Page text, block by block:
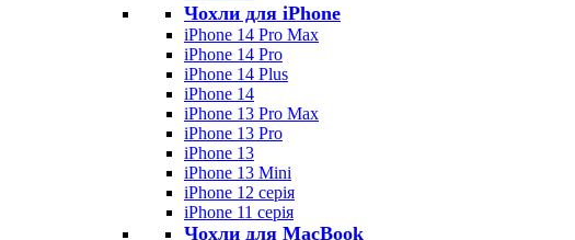
Чохли для iPhone
iPhone 14 Pro Max
iPhone 14 Pro
iPhone 14 Plus
iPhone 14
iPhone 13 Pro Max
iPhone 13 Pro
iPhone 13
iPhone 13 Mini
iPhone 12 серія
iPhone 11 серія
Чохли для MacBook